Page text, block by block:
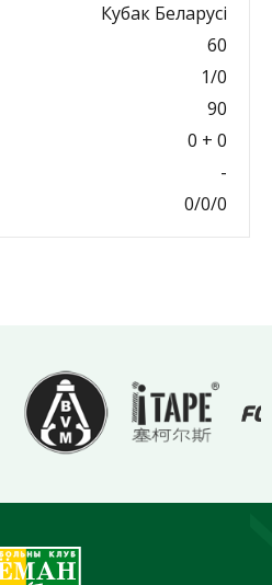
Кубак Беларусі
60
1/0
90
0 + 0
-
0/0/0